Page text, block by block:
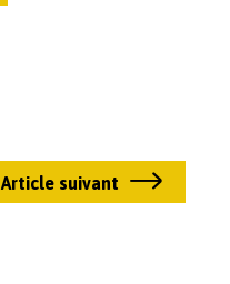
Article suivant